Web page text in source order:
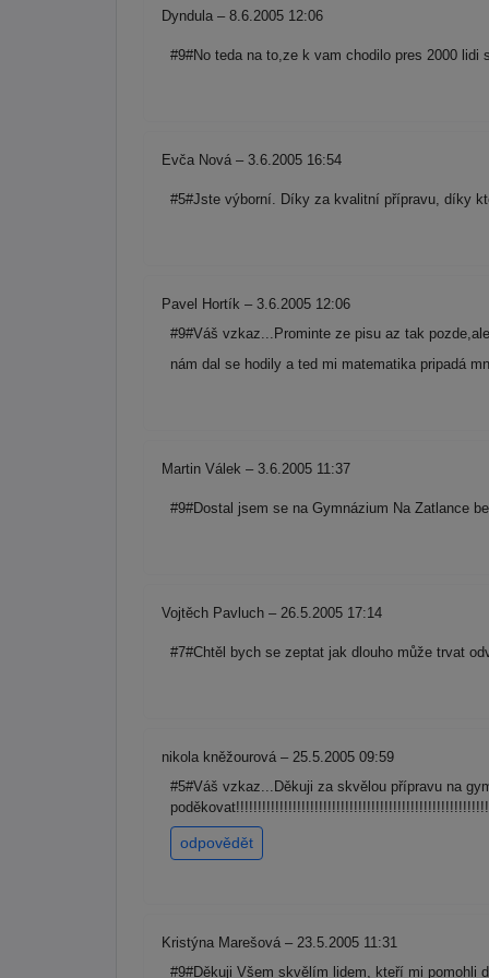
Dyndula – 8.6.2005 12:06
#9#No teda na to,ze k vam chodilo pres 2000
Evča Nová – 3.6.2005 16:54
#5#Jste výborní. Díky za kvalitní přípravu, díky
Pavel Hortík – 3.6.2005 12:06
#9#Váš vzkaz...Prominte ze pisu az tak
nám dal se hodily a ted mi matematika pripadá
Martin Válek – 3.6.2005 11:37
#9#Dostal jsem se na Gymnázium Na Zatlance
Vojtěch Pavluch – 26.5.2005 17:14
#7#Chtěl bych se zeptat jak dlouho může trvat
nikola kněžourová – 25.5.2005 09:59
#5#Váš vzkaz...Děkuji za skvělou přípravu na
odpovědět
Kristýna Marešová – 23.5.2005 11:31
#9#Děkuji Všem skvělím lidem, kteří mi pomohli